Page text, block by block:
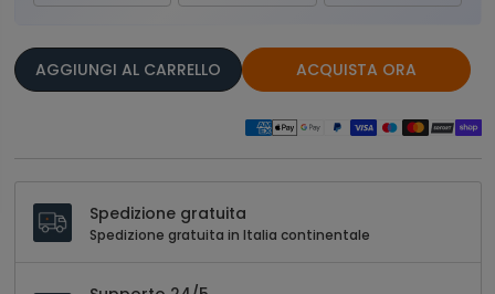
AGGIUNGI AL CARRELLO ACQUISTA ORA
Spedizione gratuita
Spedizione gratuita in Italia continentale